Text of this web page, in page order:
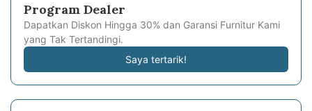
Program Dealer
Dapatkan Diskon Hingga 30% dan Garansi Furnitur Kami
yang Tak Tertandingi.
Saya tertarik!